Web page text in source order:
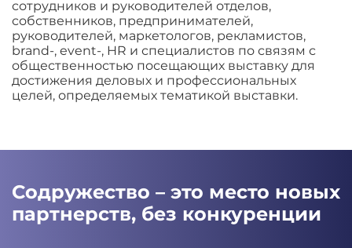
сотрудников и руководителей отделов,
собственников, предпринимателей,
руководителей, маркетологов, рекламистов,
brand-, event-, HR и специалистов по связям с
общественностью посещающих выставку для
достижения деловых и профессиональных
целей, определяемых тематикой выставки.
Содружество – это место новых
партнерств, без конкуренции